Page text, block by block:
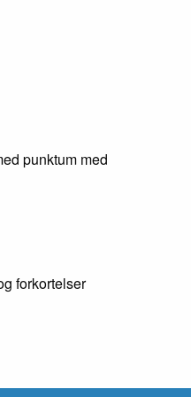
punktum med
forkortelser